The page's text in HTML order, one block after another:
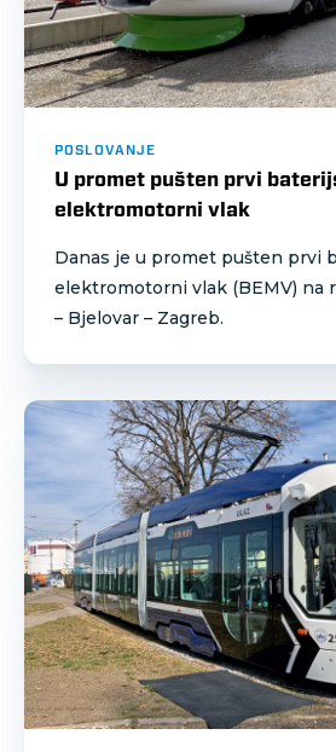
POSLOVANJE
U promet pušten prvi
elektromotorni vlak
Danas je u promet pušten prvi
elektromotorni vlak (BEMV) na
– Bjelovar – Zagreb.